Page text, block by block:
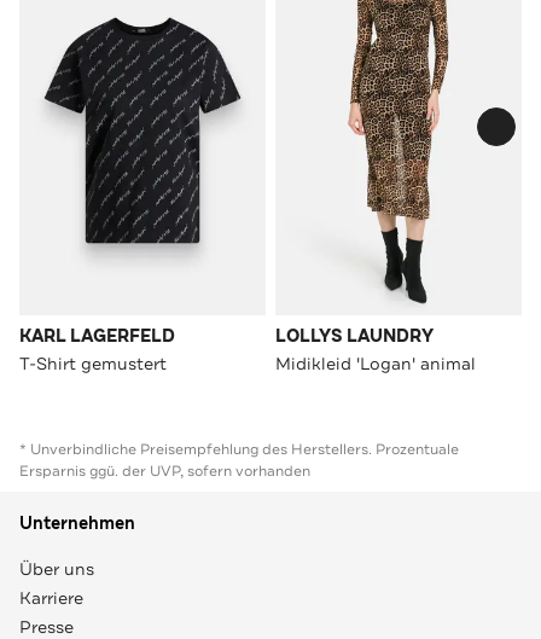
KARL LAGERFELD
T-Shirt gemustert
LOLLYS LAUNDRY
Midikleid 'Logan' animal
* Unverbindliche Preisempfehlung des Herstellers. Prozentuale
Ersparnis ggü. der UVP, sofern vorhanden
Unternehmen
Über uns
Karriere
Presse